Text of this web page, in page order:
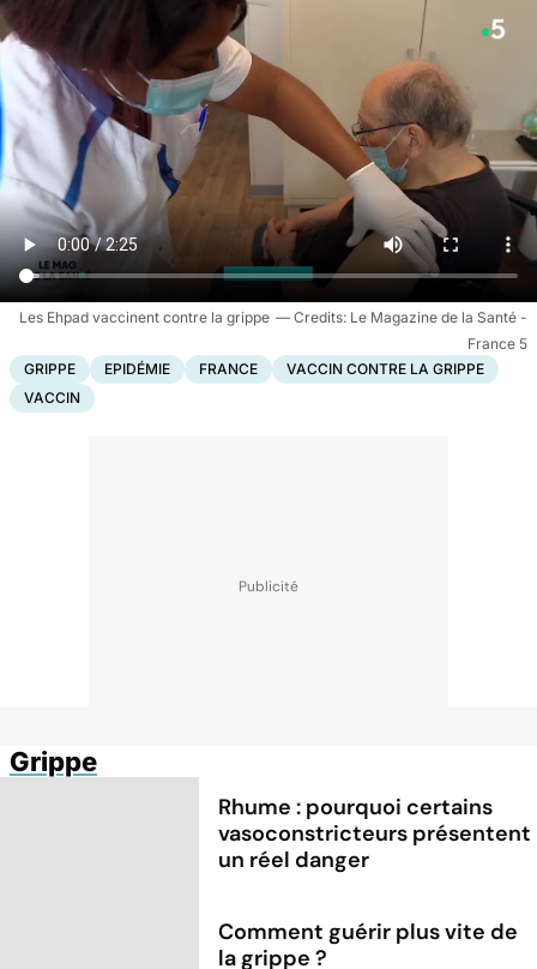
Les Ehpad vaccinent contre la grippe
Le Magazine de la Santé -
France 5
GRIPPE
EPIDÉMIE FRANCE
VACCIN CONTRE LA GRIPPE
VACCIN
Grippe
Rhume : pourquoi certains
vasoconstricteurs présentent
un réel danger
Comment guérir plus vite de
la grippe ?